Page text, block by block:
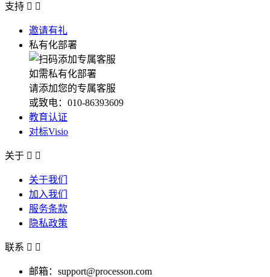
支持  
邀请有礼
私有化部署
如需私有化部署
请添加您的专属客服
或致电：010-86393609
教育认证
对标Visio
关于  
关于我们
加入我们
服务条款
隐私政策
联系  
邮箱：support@processon.com